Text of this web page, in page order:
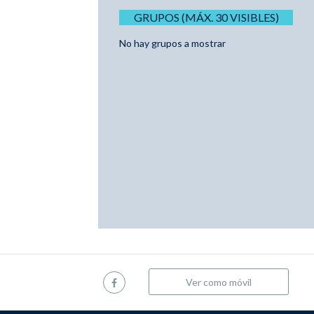
GRUPOS (MÁX. 30 VISIBLES)
No hay grupos a mostrar